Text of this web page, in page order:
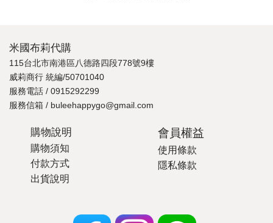
米國布莉代購
115台北市南港區八德路四段778號9樓
威莉商行 統編/50701040
服務電話 / 0915292299
服務信箱 / buleehappygo@gmail.com
購物說明
購物須知
付款方式
出貨說明
會員權益
使用條款
隱私條款